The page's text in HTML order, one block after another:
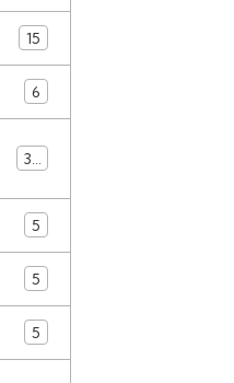
15
6
34
5
5
5